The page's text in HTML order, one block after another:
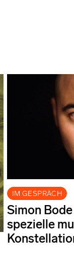
IM GESPRÄCH
Simon
spezielle